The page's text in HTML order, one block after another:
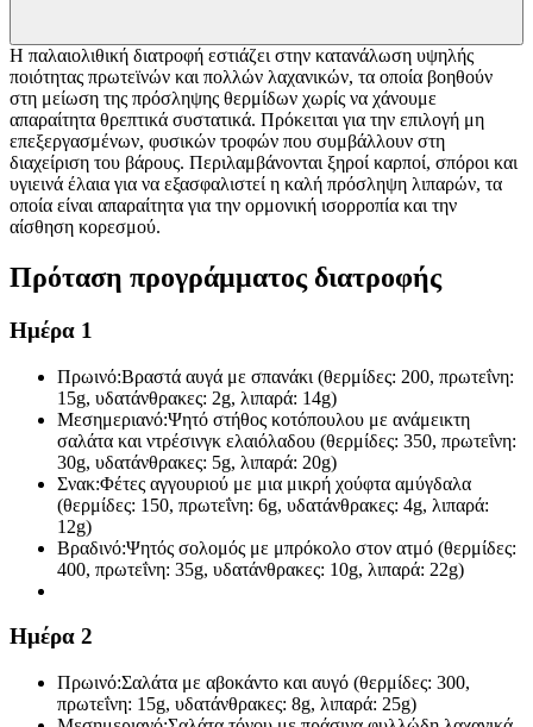
Η παλαιολιθική διατροφή εστιάζει στην κατανάλωση υψηλής
ποιότητας πρωτεϊνών και πολλών λαχανικών, τα οποία βοηθούν
στη μείωση της πρόσληψης θερμίδων χωρίς να χάνουμε
απαραίτητα θρεπτικά συστατικά. Πρόκειται για την επιλογή μη
επεξεργασμένων, φυσικών τροφών που συμβάλλουν στη
διαχείριση του βάρους. Περιλαμβάνονται ξηροί καρποί, σπόροι και
υγιεινά έλαια για να εξασφαλιστεί η καλή πρόσληψη λιπαρών, τα
οποία είναι απαραίτητα για την ορμονική ισορροπία και την
αίσθηση κορεσμού.
Πρόταση προγράμματος διατροφής
Ημέρα 1
Πρωινό:Βραστά αυγά με σπανάκι (θερμίδες: 200, πρωτεΐνη:
15g, υδατάνθρακες: 2g, λιπαρά: 14g)
Μεσημεριανό:Ψητό στήθος κοτόπουλου με ανάμεικτη
σαλάτα και ντρέσινγκ ελαιόλαδου (θερμίδες: 350, πρωτεΐνη:
30g, υδατάνθρακες: 5g, λιπαρά: 20g)
Σνακ:Φέτες αγγουριού με μια μικρή χούφτα αμύγδαλα
(θερμίδες: 150, πρωτεΐνη: 6g, υδατάνθρακες: 4g, λιπαρά:
12g)
Βραδινό:Ψητός σολομός με μπρόκολο στον ατμό (θερμίδες:
400, πρωτεΐνη: 35g, υδατάνθρακες: 10g, λιπαρά: 22g)
Ημέρα 2
Πρωινό:Σαλάτα με αβοκάντο και αυγό (θερμίδες: 300,
πρωτεΐνη: 15g, υδατάνθρακες: 8g, λιπαρά: 25g)